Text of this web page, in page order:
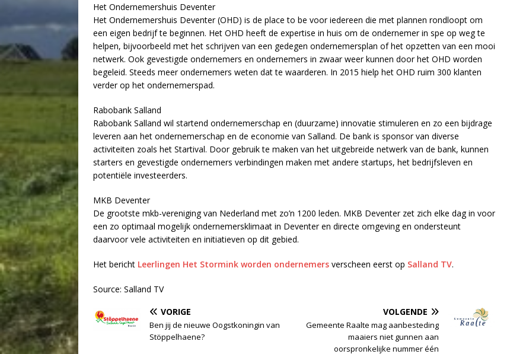
Het Ondernemershuis Deventer
Het Ondernemershuis Deventer (OHD) is de place to be voor iedereen die met plannen rondloopt om
een eigen bedrijf te beginnen. Het OHD heeft de expertise in huis om de ondernemer in spe op weg te
helpen, bijvoorbeeld met het schrijven van een gedegen ondernemersplan of het opzetten van een mooi
netwerk. Ook gevestigde ondernemers en ondernemers in zwaar weer kunnen door het OHD worden
begeleid. Steeds meer ondernemers weten dat te waarderen. In 2015 hielp het OHD ruim 300 klanten
verder op het ondernemerspad.
Rabobank Salland
Rabobank Salland wil startend ondernemerschap en (duurzame) innovatie stimuleren en zo een bijdrage
leveren aan het ondernemerschap en de economie van Salland. De bank is sponsor van diverse
activiteiten zoals het Startival. Door gebruik te maken van het uitgebreide netwerk van de bank, kunnen
starters en gevestigde ondernemers verbindingen maken met andere startups, het bedrijfsleven en
potentiële investeerders.
MKB Deventer
De grootste mkb-vereniging van Nederland met zo’n 1200 leden. MKB Deventer zet zich elke dag in voor
een zo optimaal mogelijk ondernemersklimaat in Deventer en directe omgeving en ondersteunt
daarvoor vele activiteiten en initiatieven op dit gebied.
Het bericht Leerlingen Het Stormink worden ondernemers verscheen eerst op Salland TV.
Source: Salland TV
VORIGE
Ben jij de nieuwe Oogstkoningin van
Stöppelhaene?
VOLGENDE
Gemeente Raalte mag aanbesteding
maaiers niet gunnen aan
oorspronkelijke nummer één